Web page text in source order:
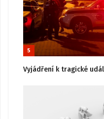
5
Vyjádření k tragické